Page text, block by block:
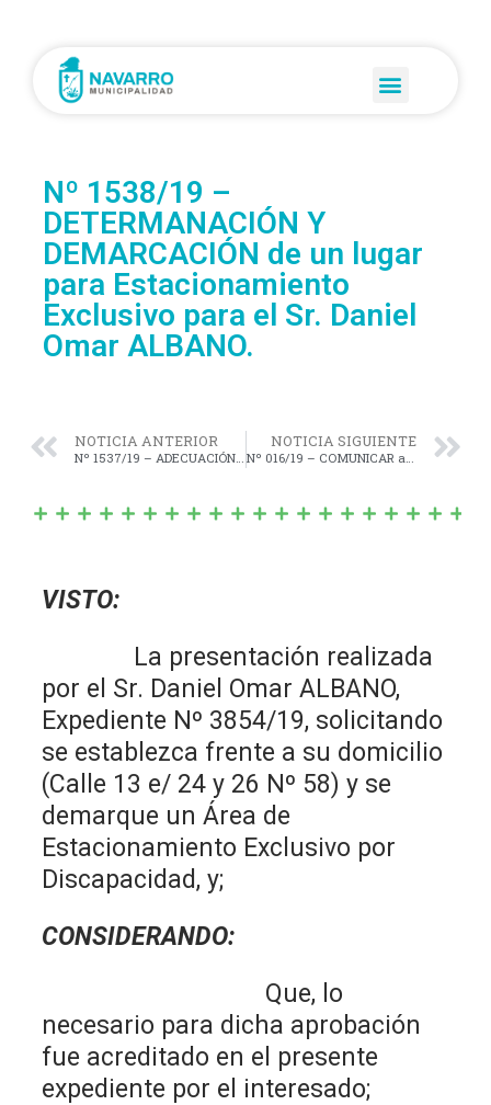
Nº 1538/19 –
DETERMANACIÓN Y
DEMARCACIÓN de un lugar
para Estacionamiento
Exclusivo para el Sr. Daniel
Omar ALBANO.
NOTICIA ANTERIOR
Nº 1537/19 – ADECUACIÓN del tránsito vial en nuestra localidad.
NOTICIA SIGUIENTE
Nº 016/19 – COMUNICAR al Departamento Ejecutivo la situación, y que repare el cordón de las arterias 11 y 30.
VISTO:
La presentación realizada
por el Sr. Daniel Omar ALBANO,
Expediente Nº 3854/19, solicitando
se establezca frente a su domicilio
(Calle 13 e/ 24 y 26 Nº 58) y se
demarque un Área de
Estacionamiento Exclusivo por
Discapacidad, y;
CONSIDERANDO:
Que, lo
necesario para dicha aprobación
fue acreditado en el presente
expediente por el interesado;